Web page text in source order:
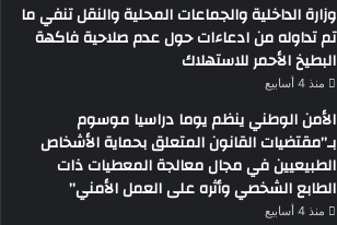
وزارة الداخلية والجماعات المحلية والنقل تنفي ما
تم تداوله من ادعاءات حول عدم صلاحية فاكهة
البطيخ الأحمر للاستهلاك
منذ 4 أسابيع
الأمن الوطني ينظم يوما دراسيا موسوم
بـ”مقتضيات القانون المتعلق بحماية الأشخاص
الطبيعيين في مجال معالجة المعطيات ذات
الطابع الشخصي وأثره على العمل الأمني”
منذ 4 أسابيع